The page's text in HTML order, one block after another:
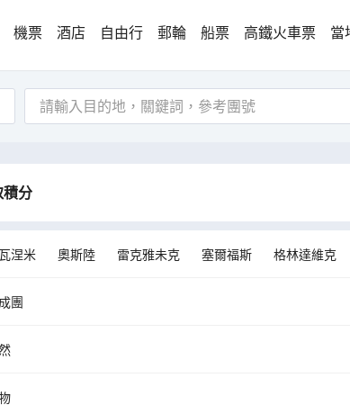
機票 酒店 自由行 郵輪 船票 高鐵火車票 當
分
涅米 奧斯陸 雷克雅未克 塞爾福斯 格林達維克
團